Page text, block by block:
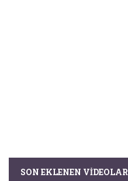
SON EKLENEN VIDEOLAR